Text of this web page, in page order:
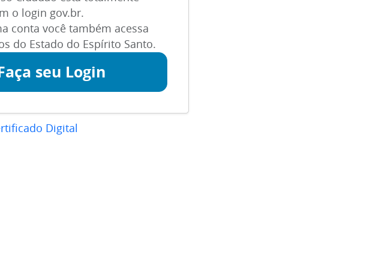
o login gov.br.
conta você também acessa
do Estado do Espírito Santo.
seu Login
Digital